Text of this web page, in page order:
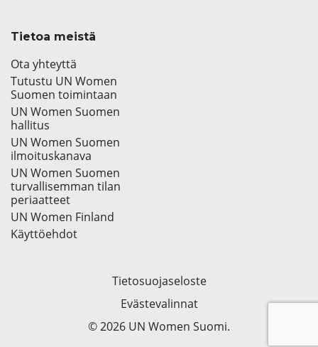
Tietoa meistä
Ota yhteyttä
Tutustu UN Women
Suomen toimintaan
UN Women Suomen
hallitus
UN Women Suomen
ilmoituskanava
UN Women Suomen
turvallisemman tilan
periaatteet
UN Women Finland
Käyttöehdot
Tietosuojaseloste
Evästevalinnat
© 2026 UN Women Suomi.